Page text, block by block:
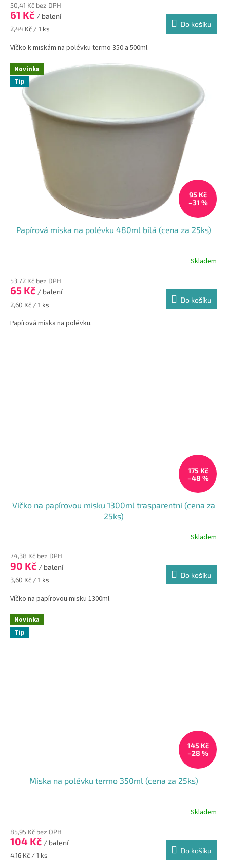
50,41 Kč bez DPH
61 Kč / balení
Měrná
2,44 Kč / 1 ks
Do košíku
Víčko k miskám na polévku termo 350 a 500ml.
Novinka
Tip
95 Kč
–31 %
Papírová miska na polévku 480ml bílá (cena za 25ks)
Skladem
53,72 Kč bez DPH
65 Kč / balení
Měrná
2,60 Kč / 1 ks
Do košíku
Papírová miska na polévku.
175 Kč
–48 %
Víčko na papírovou misku 1300ml trasparentní (cena za
25ks)
Skladem
74,38 Kč bez DPH
90 Kč / balení
Měrná
3,60 Kč / 1 ks
Do košíku
Víčko na papírovou misku 1300ml.
Novinka
Tip
145 Kč
–28 %
Miska na polévku termo 350ml (cena za 25ks)
Skladem
85,95 Kč bez DPH
104 Kč / balení
Měrná
4,16 Kč / 1 ks
Do košíku